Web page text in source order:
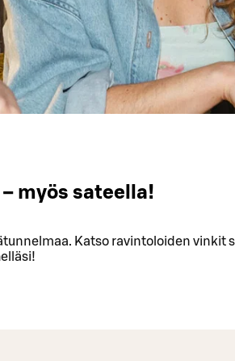
myös sateella!
Katso ravintoloiden vinkit